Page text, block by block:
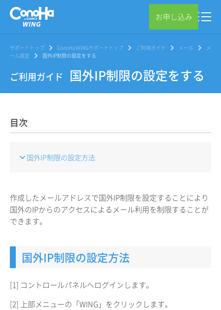
お申し込み
サポートトップ ConoHa WINGサポートトップ ご利用ガイド メール
メ
ール設定
国外IP制限の設定をする
ご利用ガイド 国外IP制限の設定をする
目次
国外IP制限の設定方法
作成したメールアドレスで国外IP制限を設定することにより
国外のIPからのアクセスによるメール利用を制限することが
できます。
国外IP制限の設定方法
[1] コントロールパネルへログインします。
[2] 上部メニューの「WING」をクリックします。